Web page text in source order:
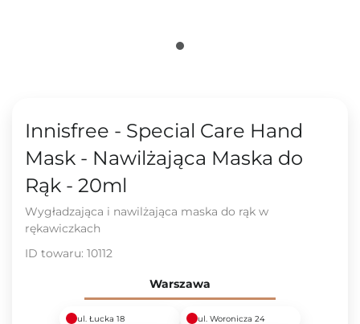
Innisfree - Special Care Hand
Mask - Nawilżająca Maska do
Rąk - 20ml
Wygładzająca i nawilżająca maska do rąk w
rękawiczkach
ID towaru: 10112
Warszawa
ul. Łucka 18 ul. Woronicza 24